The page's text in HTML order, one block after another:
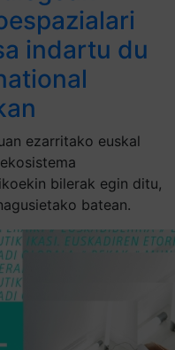
indartu du
ezarritako euskal
bilerak egin ditu,
batean.